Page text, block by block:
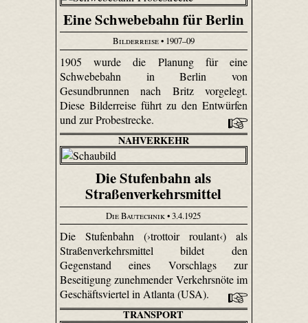
Eine Schwebebahn für Berlin
Bilderreise• 1907–09
1905 wurde die Planung für eine
Schwebebahn in Berlin von
Gesundbrunnen nach Britz vorgelegt.
Diese Bilderreise führt zu den Entwürfen
und zur Probestrecke.
NAHVERKEHR
Die Stufenbahn als
Straßenverkehrsmittel
Die Bautechnik• 3.4.1925
Die Stufenbahn (›trottoir roulant‹) als
Straßenverkehrsmittel bildet den
Gegenstand eines Vorschlags zur
Beseitigung zunehmender Verkehrsnöte im
Geschäftsviertel in Atlanta (USA).
TRANSPORT